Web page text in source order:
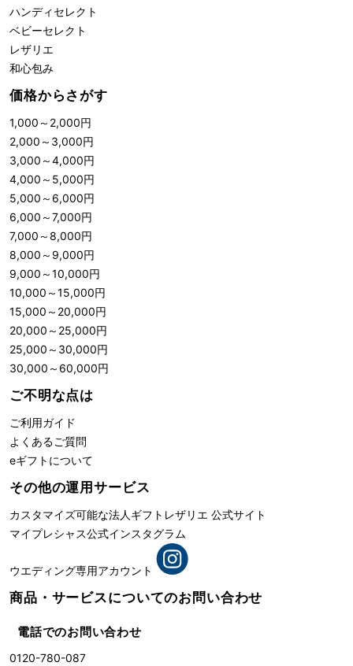
ハンディセレクト
ベビーセレクト
レザリエ
和心包み
価格からさがす
1,000 ～ 2,000円
2,000 ～ 3,000円
3,000 ～4,000円
4,000 ～ 5,000円
5,000 ～ 6,000円
6,000 ～7,000円
7,000 ～8,000円
8,000 ～ 9,000円
9,000 ～10,000円
10,000 ～15,000円
15,000 ～ 20,000円
20,000 ～ 25,000円
25,000 ～ 30,000円
30,000 ～ 60,000円
ご不明な点は
ご利用ガイド
よくあるご質問
eギフトについて
その他の運用サービス
カスタマイズ可能な法人ギフト レザリエ 公式サイト
マイプレシャス公式インスタグラム
ウエディング専用アカウント
商品・サービスについてのお問い合わせ
電話でのお問い合わせ
0120-780-087